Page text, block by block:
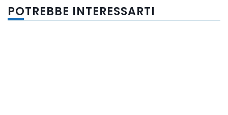
POTREBBE INTERESSARTI